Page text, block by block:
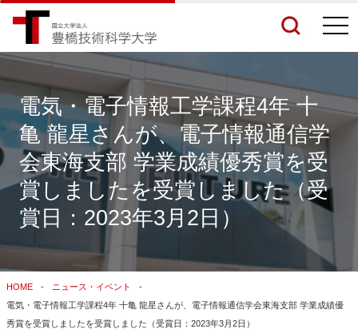
検索結果をもっと見る
関連サイトすべてを検索する
電気・電子情報工学課程4年 十
亀 龍星さんが、電子情報通信学
会東海支部 学業成績優秀賞を受
賞しましたを受賞しました（受
賞日：2023年3月2日）
HOME
ニュース・イベント
電気・電子情報工学課程4年 十亀 龍星さんが、電子情報通信学会東海支部 学業成績優
秀賞を受賞しましたを受賞しました（受賞日：2023年3月2日）